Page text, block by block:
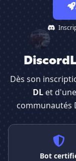
Dès son
DLet
communautés
Bot